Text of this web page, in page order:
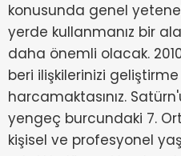
konusunda genel
yerde kullanmanız bir
daha önemli olacak.
beri ilişkilerinizi
harcamaktasınız.
yengeç burcundaki 7.
kişisel ve profesyonel